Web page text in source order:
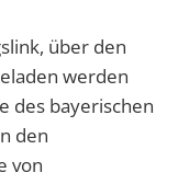
über den
werden
des bayerischen
den
von